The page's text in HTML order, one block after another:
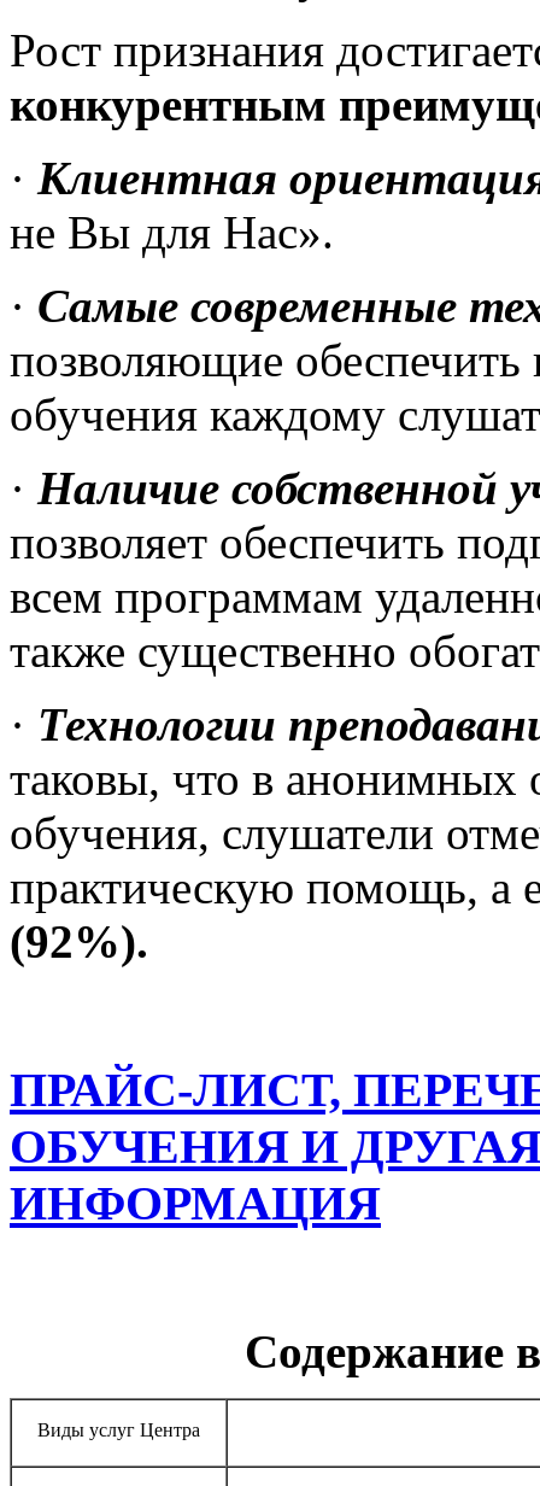
Рост признания
конкурентным
· Клиентная
не Вы для Нас».
· Самые современные
позволяющие обеспечить
обучения каждому
· Наличие собственной
позволяет обеспечить
всем программам
также существенно
· Технологии
таковы, что в анонимных
обучения, слушатели
практическую помощь, а
(92%).
ПРАЙС-ЛИСТ,
ОБУЧЕНИЯ И
ИНФОРМАЦИЯ
Содержание
Виды услуг Центра